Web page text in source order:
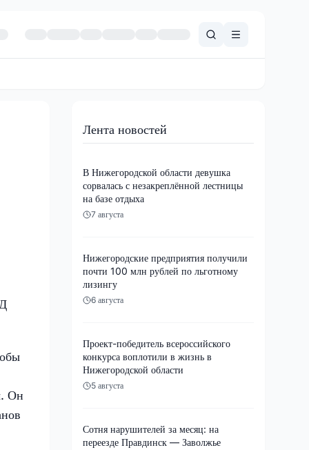
Он
Лента новостей
В Нижегородской области девушка
сорвалась с незакреплённой лестницы
на базе отдыха
7 августа
Нижегородские предприятия получили
почти 100 млн рублей по льготному
лизингу
6 августа
Проект-победитель всероссийского
конкурса воплотили в жизнь в
Нижегородской области
5 августа
Сотня нарушителей за месяц: на
переезде Правдинск — Заволжье